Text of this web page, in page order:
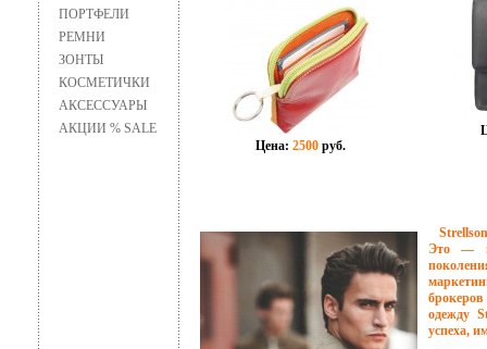
ПОРТФЕЛИ
РЕМНИ
ЗОНТЫ
КОСМЕТИЧКИ
АКСЕССУАРЫ
АКЦИИ % SALE
Цена:2500 руб.
Это —
одежду
успеха,